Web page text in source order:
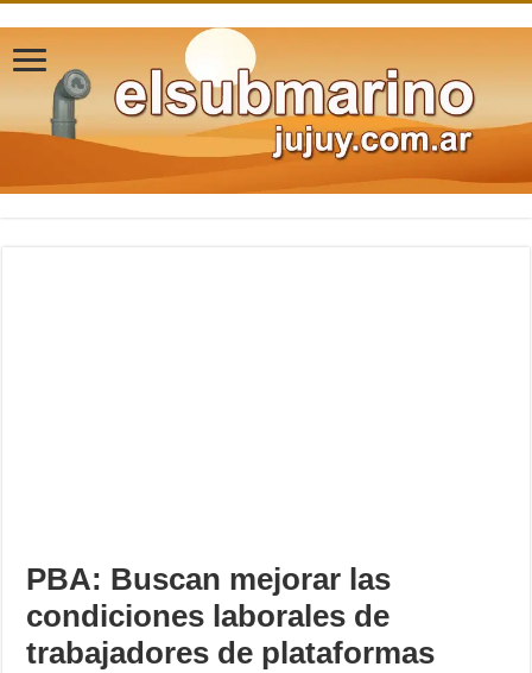
PBA: Buscan mejorar las
condiciones laborales de
trabajadores de plataformas